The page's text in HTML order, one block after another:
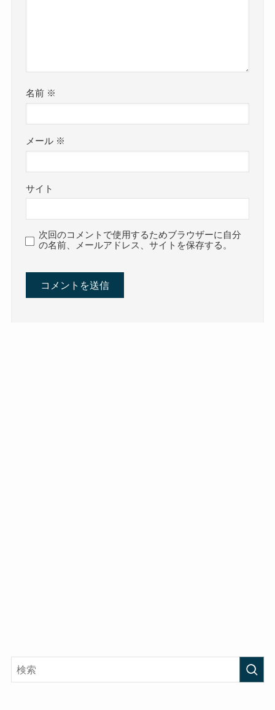
名前 ※
メール ※
サイト
次回のコメントで使用するためブラウザーに自分
の名前、メールアドレス、サイトを保存する。